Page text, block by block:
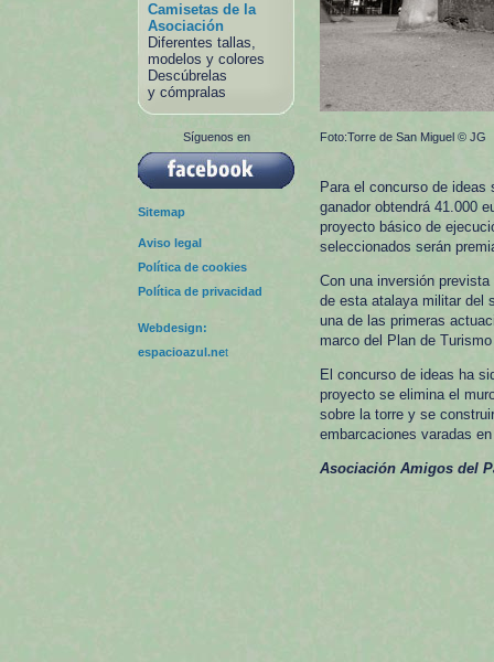
Camisetas de la
Asociación
Diferentes tallas,
modelos y colores
Descúbrelas
y cómpralas
Síguenos en
Sitemap
Aviso legal
Política de cookies
Política de privacidad
Webdesign:
espacioazul.net
Foto:Torre de San Miguel © JG
Para el concurso de
ganador obtendrá 41.000
proyecto básico de
seleccionados serán
Con una inversión
de esta atalaya militar del
una de las primeras
marco del Plan de
El concurso de ideas ha
proyecto se elimina el
sobre la torre y se
embarcaciones varadas
Asociación Amigos del